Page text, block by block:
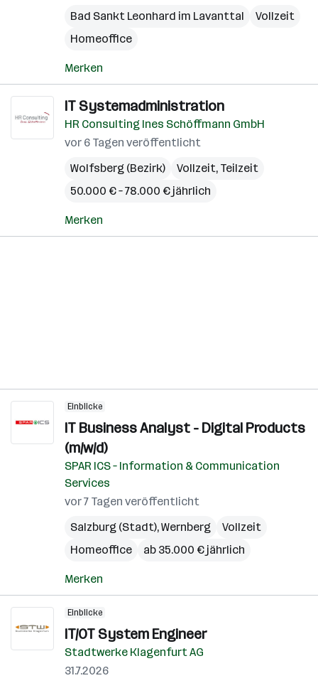
Bad Sankt Leonhard im Lavanttal
Vollzeit
Homeoffice
Merken
IT Systemadministration
HR Consulting Ines Schöffmann GmbH
vor 6 Tagen veröffentlicht
Wolfsberg (Bezirk)
Vollzeit, Teilzeit
50.000 € – 78.000 € jährlich
Merken
Einblicke
IT Business Analyst - Digital Products
(m/w/d)
SPAR ICS – Information & Communication
Services
vor 7 Tagen veröffentlicht
Salzburg (Stadt),Wernberg
Vollzeit
Homeoffice
ab 35.000 € jährlich
Merken
Einblicke
IT/OT System Engineer
Stadtwerke Klagenfurt AG
31.7.2026